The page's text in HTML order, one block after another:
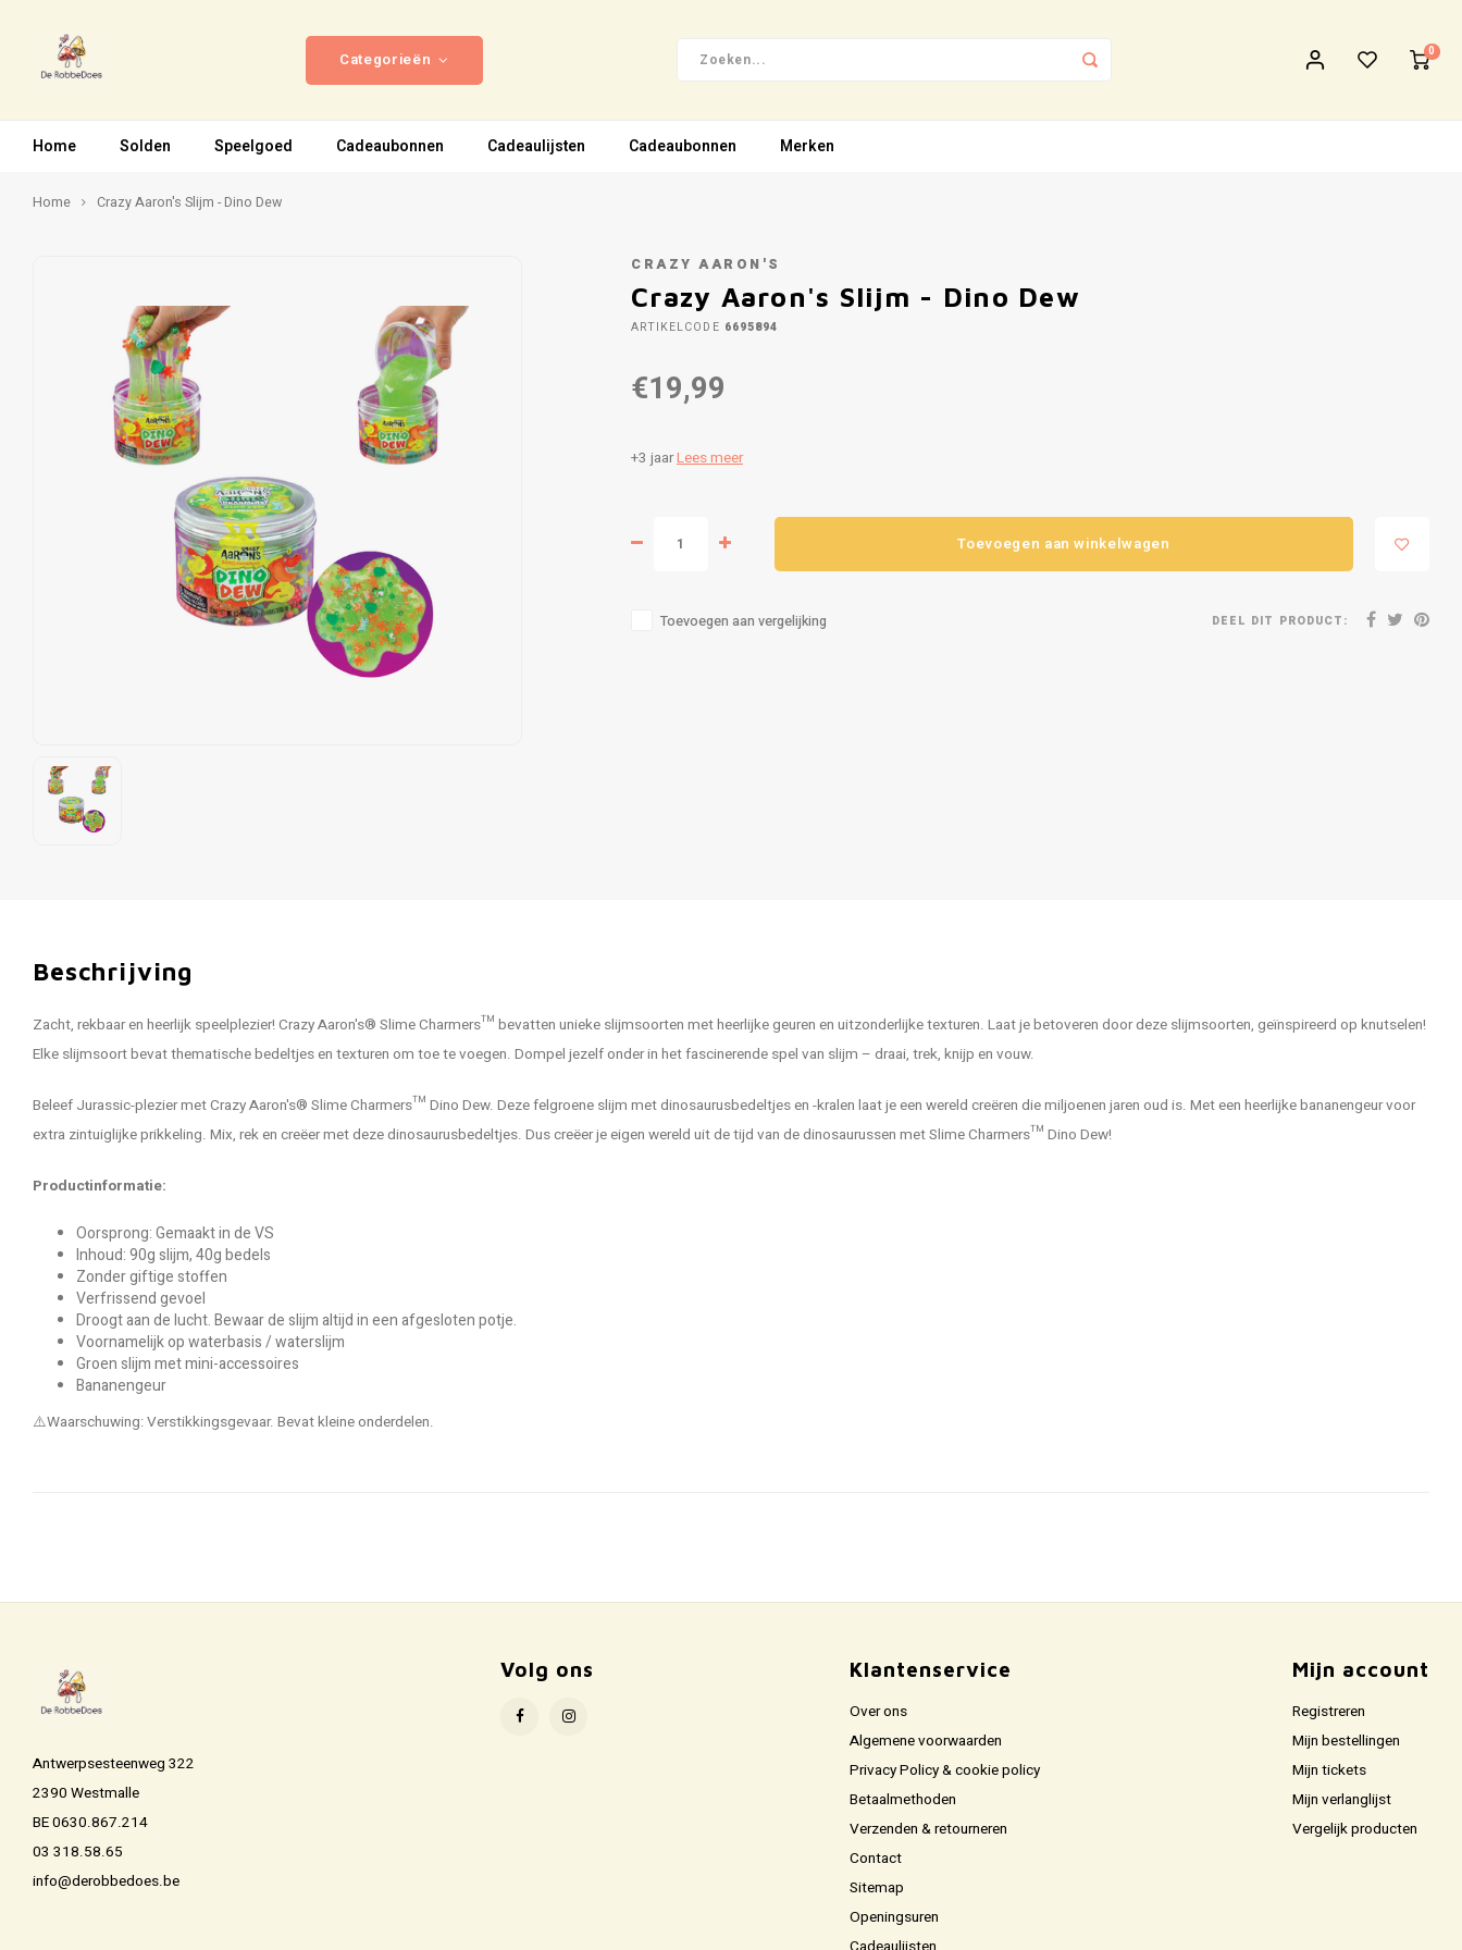
Categorieën 0
Home Solden Speelgoed Cadeaubonnen Cadeaulijsten Cadeaubonnen Merken
Home Crazy Aaron's Slijm - Dino Dew
CRAZY AARON'S
Crazy Aaron's Slijm - Dino Dew
ARTIKELCODE 6695894
€19,99
+3 jaarLees meer
Toevoegen aan winkelwagen
Toevoegen aan vergelijking DEEL DIT PRODUCT:
Beschrijving
Zacht, rekbaar en heerlijk speelplezier! Crazy Aaron's® Slime Charmers™ bevatten unieke slijmsoorten met heerlijke geuren en uitzonderlijke texturen. Laat je betoveren door deze slijmsoorten, geïnspireerd op knutselen!
Elke slijmsoort bevat thematische bedeltjes en texturen om toe te voegen. Dompel jezelf onder in het fascinerende spel van slijm – draai, trek, knijp en vouw.
Beleef Jurassic-plezier met Crazy Aaron's® Slime Charmers™ Dino Dew. Deze felgroene slijm met dinosaurusbedeltjes en -kralen laat je een wereld creëren die miljoenen jaren oud is. Met een heerlijke bananengeur voor
extra zintuiglijke prikkeling. Mix, rek en creëer met deze dinosaurusbedeltjes. Dus creëer je eigen wereld uit de tijd van de dinosaurussen met Slime Charmers™ Dino Dew!
Productinformatie:
Oorsprong:Gemaakt in de VS
Inhoud: 90g slijm, 40g bedels
Zonder giftige stoffen
Verfrissend gevoel
Droogt aan de lucht. Bewaar de slijm altijd in een afgesloten potje.
Voornamelijk op waterbasis / waterslijm
Groen slijm met mini-accessoires
Bananengeur
⚠️Waarschuwing:Verstikkingsgevaar. Bevat kleine onderdelen.
Antwerpsesteenweg 322
2390 Westmalle
BE 0630.867.214
03 318.58.65
info@derobbedoes.be
Volg ons Klantenservice
Over ons
Algemene voorwaarden
Privacy Policy & cookie policy
Betaalmethoden
Verzenden & retourneren
Contact
Sitemap
Openingsuren
Mijn account
Registreren
Mijn bestellingen
Mijn tickets
Mijn verlanglijst
Vergelijk producten